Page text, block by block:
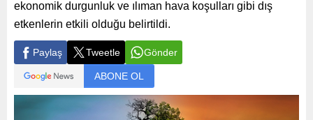
ekonomik durgunluk ve ılıman hava koşulları gibi dış
etkenlerin etkili olduğu belirtildi.
Paylaş Tweetle Gönder
ABONE OL